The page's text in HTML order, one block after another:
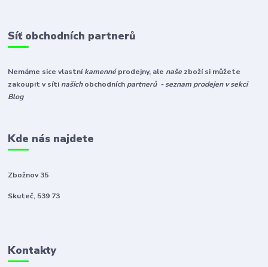
Síť obchodních partnerů
Nemáme sice vlastníkamennéprodejny, ale naše zboží si můžete
zakoupit v síti našichobchodníchpartnerů - seznam prodejen v sekci
Blog
Kde nás najdete
Zbožnov 35
Skuteč, 539 73
Kontakty